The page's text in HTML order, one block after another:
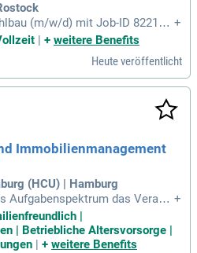
(m/w/d) mit Job-ID 82219 u
Team von rund 60 Mitarbeitend
Verantwortung für die terming
komplexer Stahlbaukomp
wie Hafenmobil-, Offsh
Produktionsprozesse
und arbeiten eng mit den Abteil
Qualitätssicherung
Führungsstärke und Ihr techni
um hohe Qualitäts- und
Voraussetzung: Abgeschl
oder Techniker im
Erfahrung in der Indu
+
| + weitere Benefits
Heute veröffentlicht
Immobilienmanagement
(HCU) | Hamburg
Aufgabenspektrum das Verans
und Gesundheitsschutz s
und Hausmeister sowie der
+
|
| Betriebliche Altersvorsorge |
+ weitere Benefits